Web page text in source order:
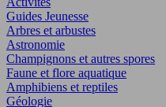
Guides Jeunesse
Arbres et arbustes
Astronomie
Champignons et autres spores
Faune et flore aquatique
Amphibiens et reptiles
Géologie